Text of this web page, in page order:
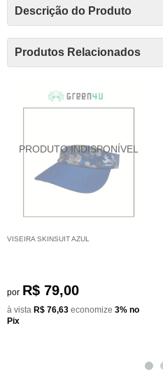
Descrição do Produto
Produtos Relacionados
VISEIRA SKINSUIT AZUL
por R$ 79,00
à vista R$ 76,63 economize 3% no
Pix